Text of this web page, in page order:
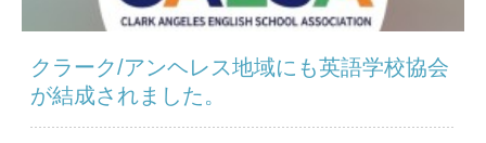
クラーク/アンヘレス地域にも英語学校協会
が結成されました。